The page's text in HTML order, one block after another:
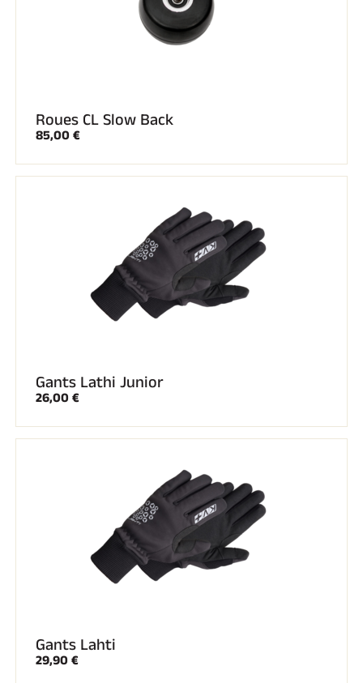
Roues CL Slow Back
85,00 €
Gants Lathi Junior
26,00 €
Gants Lahti
29,90 €